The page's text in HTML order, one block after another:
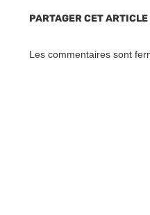
PARTAGER CET ARTICLE
Les commentaires sont